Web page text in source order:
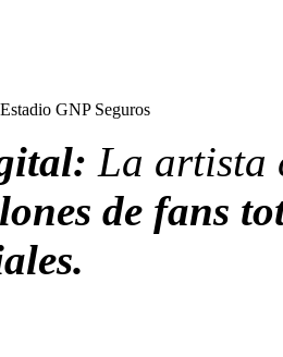
GNP Seguros
La artista
de fans